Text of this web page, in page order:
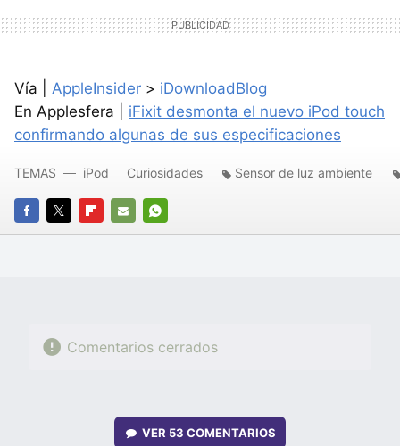
Vía | AppleInsider > iDownloadBlog
En Applesfera | iFixit desmonta el nuevo iPod touch
confirmando algunas de sus especificaciones
FACEBOOK
TWITTERFLIPBOARD
E-
WHATSAPP
TEMAS iPod Curiosidades Sensor de luz ambiente
Comentarios cerrados
VER 53 COMENTARIOS